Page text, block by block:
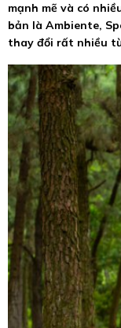
mạnh mẽ và có
bản là Ambiente,
thay đổi rất nhiều